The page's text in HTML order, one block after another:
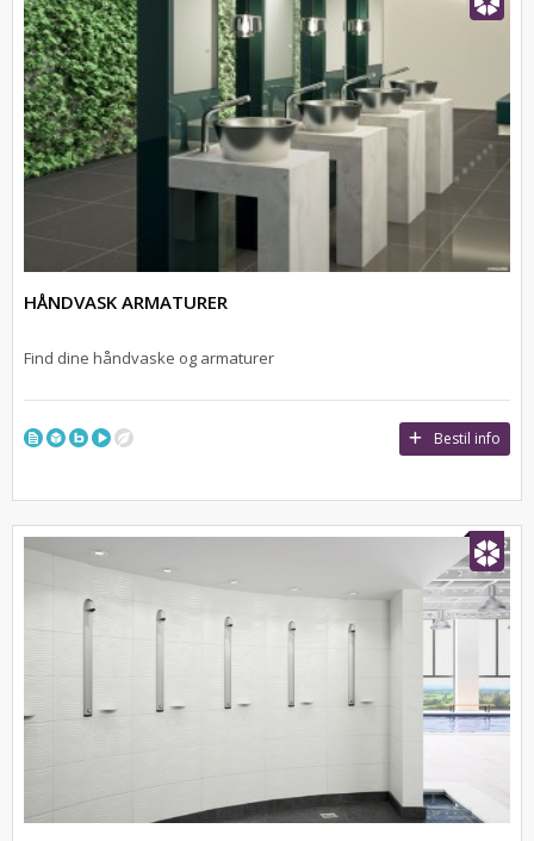
HÅNDVASK ARMATURER
Find dine håndvaske og armaturer
Bestil info